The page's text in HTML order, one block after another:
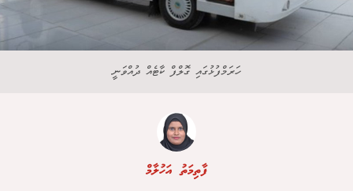
ހަރަމްފުޅުގައި ގޮލްފް ކާޓެއް ދުއްވަނީ
ފާތިމަތު އަހުލާމް